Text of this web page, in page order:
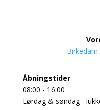
Birkedam
Åbningstider
08:00 - 16:00
Lørdag & søndag -